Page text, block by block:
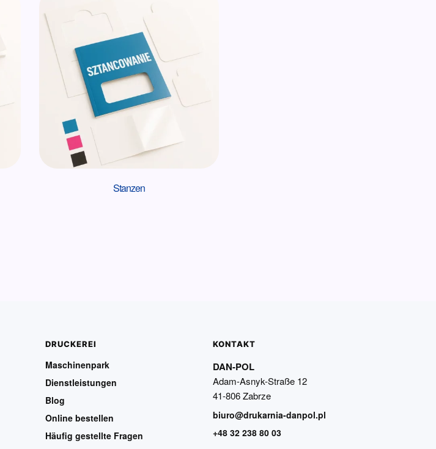
Stanzen
DRUCKEREI
Maschinenpark
Dienstleistungen
Blog
Online bestellen
Häufig gestellte Fragen
KONTAKT
DAN-POL
Adam-Asnyk-Straße 12
41-806 Zabrze
biuro@drukarnia-danpol.pl
+48 32 238 80 03